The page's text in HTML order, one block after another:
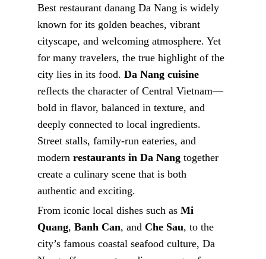
Best restaurant danang Da Nang is widely
known for its golden beaches, vibrant
cityscape, and welcoming atmosphere. Yet
for many travelers, the true highlight of the
city lies in its food.Da Nang cuisine
reflects the character of Central Vietnam—
bold in flavor, balanced in texture, and
deeply connected to local ingredients.
Street stalls, family-run eateries, and
modernrestaurants in Da Nang together
create a culinary scene that is both
authentic and exciting.
From iconic local dishes such asMi
Quang,Banh Can, andChe Sau, to the
city’s famous coastal seafood culture, Da